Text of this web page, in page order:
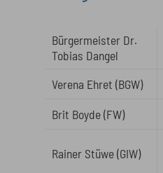
Bürgermeister Dr.
Tobias Dangel
Verena Ehret (BGW)
Brit Boyde (FW)
Rainer Stüwe (GIW)